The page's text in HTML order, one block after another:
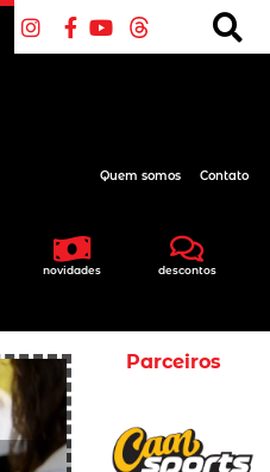
novidades descontos
Quem somos Contato
Parceiros